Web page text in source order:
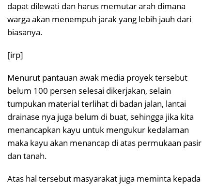
dapat dilewati dan harus memutar arah dimana
warga akan menempuh jarak yang lebih jauh dari
biasanya.
[irp]
Menurut pantauan awak media proyek tersebut
belum 100 persen selesai dikerjakan, selain
tumpukan material terlihat di badan jalan, lantai
drainase nya juga belum di buat, sehingga jika kita
menancapkan kayu untuk mengukur kedalaman
maka kayu akan menancap di atas permukaan pasir
dan tanah.
Atas hal tersebut masyarakat juga meminta kepada